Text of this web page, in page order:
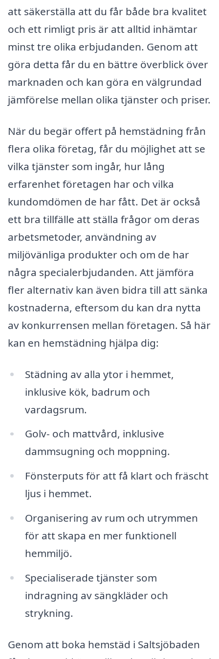
att säkerställa att du får både bra kvalitet
och ett rimligt pris är att alltid inhämtar
minst tre olika erbjudanden. Genom att
göra detta får du en bättre överblick över
marknaden och kan göra en välgrundad
jämförelse mellan olika tjänster och priser.
När du begär offert på hemstädning från
flera olika företag, får du möjlighet att se
vilka tjänster som ingår, hur lång
erfarenhet företagen har och vilka
kundomdömen de har fått. Det är också
ett bra tillfälle att ställa frågor om deras
arbetsmetoder, användning av
miljövänliga produkter och om de har
några specialerbjudanden. Att jämföra
fler alternativ kan även bidra till att sänka
kostnaderna, eftersom du kan dra nytta
av konkurrensen mellan företagen. Så här
kan en hemstädning hjälpa dig:
Städning av alla ytor i hemmet,
inklusive kök, badrum och
vardagsrum.
Golv- och mattvård, inklusive
dammsugning och moppning.
Fönsterputs för att få klart och fräscht
ljus i hemmet.
Organisering av rum och utrymmen
för att skapa en mer funktionell
hemmiljö.
Specialiserade tjänster som
indragning av sängkläder och
strykning.
Genom att boka hemstäd i Saltsjöbaden